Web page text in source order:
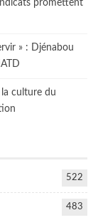
promettent
» : Djénabou
culture du
522
483